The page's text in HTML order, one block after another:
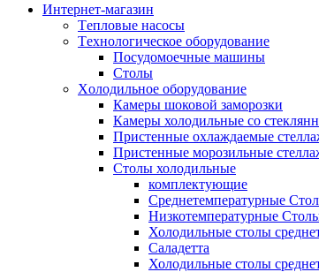
Интернет-магазин
Tепловые насосы
Tехнологическое оборудование
Посудомоечные машины
Столы
Xолодильное оборудование
Камеры шоковой заморозки
Камеры холодильные со
Пристенные охлаждаемые
Пристенные морозильные
Столы холодильные
комплектующие
Среднетемпературные
Низкотемпературные
Холодильные столы
Саладетта
Холодильные столы